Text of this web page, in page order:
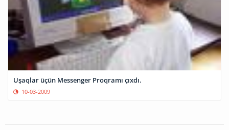
Uşaqlar üçün Messenger Proqramı çıxdı.
10-03-2009